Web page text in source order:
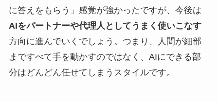
に答えをもらう」感覚が強かったですが、今後は
AIをパートナーや代理人としてうまく使いこなす
方向に進んでいくでしょう。つまり、人間が細部
まですべて手を動かすのではなく、AIにできる部
分はどんどん任せてしまうスタイルです。